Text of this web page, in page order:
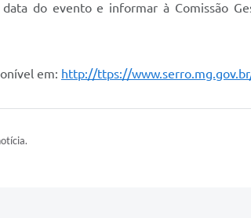
do evento e informar à Comissão
em: http://ttps://